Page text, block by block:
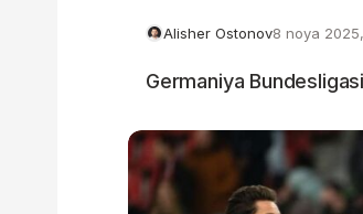
Alisher Ostonov8 noya
Germaniya